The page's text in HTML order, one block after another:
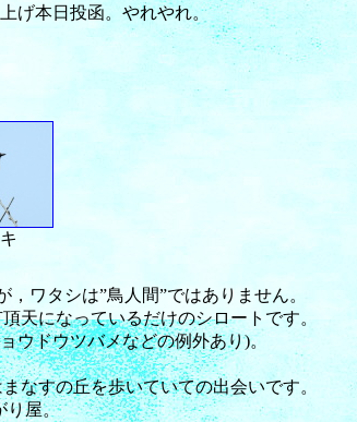
げ本日投函。やれやれ。
ワタシは”鳥人間”ではありません。
天になっているだけのシロートです。
ウドウツバメなどの例外あり)。
なすの丘を歩いていての出会いです。
り屋。